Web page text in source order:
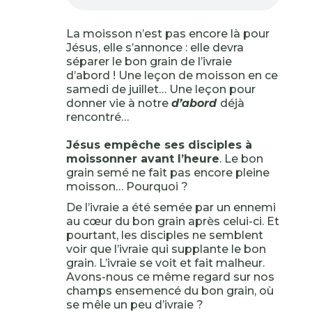
La moisson n’est pas encore là pour
Jésus, elle s’annonce : elle devra
séparer le bon grain de l’ivraie
d’abord ! Une leçon de moisson en ce
samedi de juillet… Une leçon pour
donner vie à notre d’abord déjà
rencontré…
Jésus empêche ses disciples à
moissonner avant l’heure. Le bon
grain semé ne fait pas encore pleine
moisson… Pourquoi ?
De l’ivraie a été semée par un ennemi
au cœur du bon grain après celui-ci. Et
pourtant, les disciples ne semblent
voir que l’ivraie qui supplante le bon
grain. L’ivraie se voit et fait malheur.
Avons-nous ce même regard sur nos
champs ensemencé du bon grain, où
se mêle un peu d’ivraie ?